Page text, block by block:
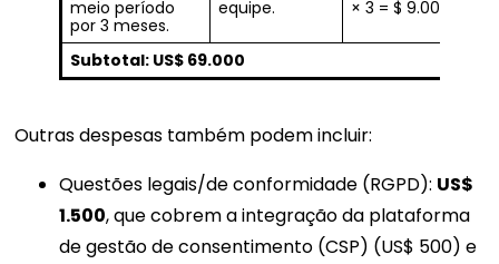
meio período
por 3 meses.
equipe.
× 3 = $ 9.000
Subtotal: US$ 69.000
Outras despesas também podem incluir:
Questões legais/de conformidade (RGPD): US$
1.500, que cobrem a integração da plataforma
de gestão de consentimento (CSP) (US$ 500) e